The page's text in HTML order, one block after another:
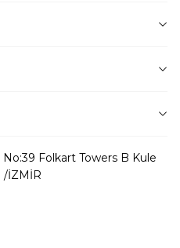
Folkart Towers B Kule
/İZMİR